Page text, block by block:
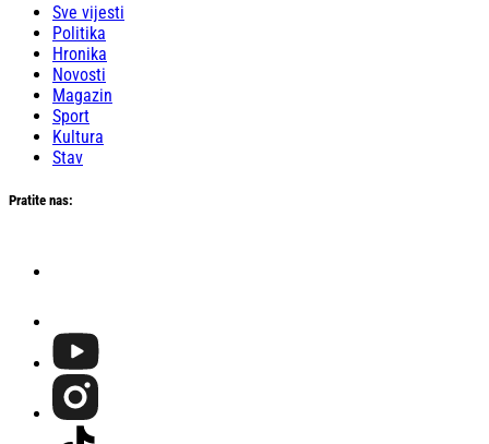
Sve vijesti
Politika
Hronika
Novosti
Magazin
Sport
Kultura
Stav
Pratite nas: